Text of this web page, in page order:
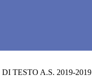
TESTO A.S. 2019-2019